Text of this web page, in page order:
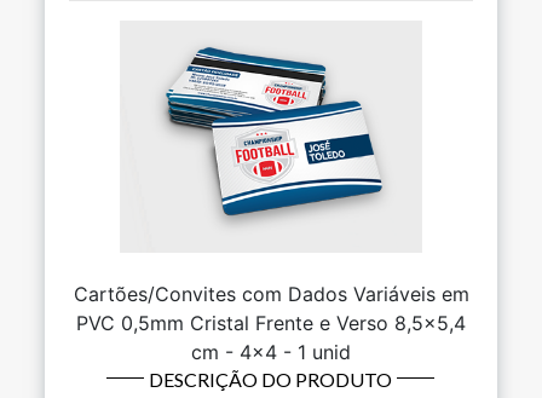
Cartões/Convites com Dados Variáveis em
PVC 0,5mm Cristal Frente e Verso 8,5x5,4
cm - 4x4 - 1 unid
DESCRIÇÃO DO PRODUTO